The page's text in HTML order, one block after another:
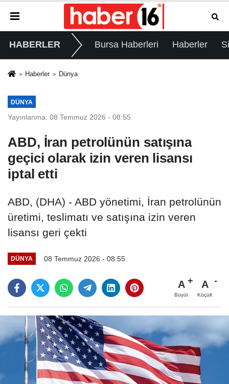
HABERLER Bursa Haberleri Haberler
Haberler Dünya
DÜNYA
Yayınlanma: 08 Temmuz 2026 - 08:55
ABD, İran petrolünün satışına
geçici olarak izin veren lisansı
iptal etti
ABD, (DHA) - ABD yönetimi, İran petrolünün
üretimi, teslimatı ve satışına izin veren
lisansı geri çekti
DÜNYA 08 Temmuz 2026 - 08:55
A
Büyüt
A
Küçült